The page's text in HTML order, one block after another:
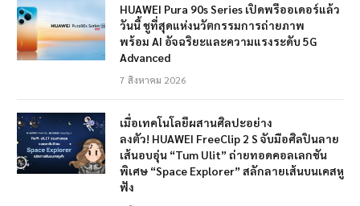
HUAWEI Pura 90s Series เปิดพรีออเดอร์แล้ว
วันนี้ ชูที่สุดแห่งนวัตกรรมการถ่ายภาพ
พร้อม AI อัจฉริยะและความแรงระดับ 5G
Advanced
7 สิงหาคม 2026
เมื่อเทคโนโลยีผสานศิลปะอย่าง
ลงตัว! HUAWEI FreeClip 2 S จับมือศิลปินลาย
เส้นอบอุ่น “Tum Ulit” ถ่ายทอดคอลเลกชัน
พิเศษ “Space Explorer” สลักลายเส้นบนเคสหู
ฟัง